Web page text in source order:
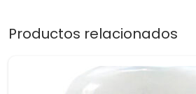
Productos relacionados